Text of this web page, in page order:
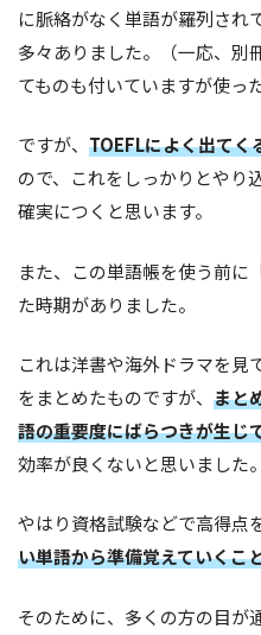
に脈絡がなく単語が羅列され
多々ありました。（一応、別
てものも付いていますが使っ
ですが、 TOEFLによく出てく
ので、これをしっかりとやり
確実につくと思います。
また、この単語帳を使う前に
た時期がありました。
これは洋書や海外ドラマを見
をまとめたものですが、 まと
語の重要度にばらつきが生じ
効率が良くないと思いました。
やはり資格試験などで高得点
い単語から準備覚えていくこ
そのために、多くの方の目が